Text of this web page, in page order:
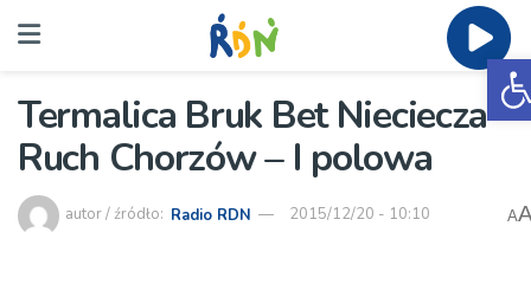
Termalica Bruk Bet Nieciecza –
Ruch Chorzów – I polowa
autor / źródło: Radio RDN 2015/12/20 - 10:10 A